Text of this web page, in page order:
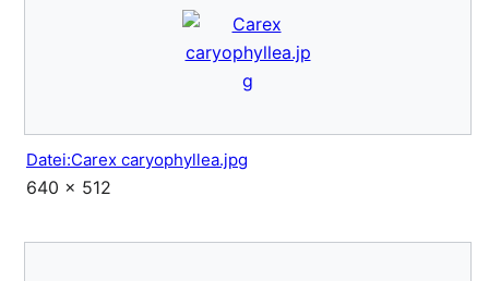
Datei:Carex caryophyllea.jpg
640 × 512